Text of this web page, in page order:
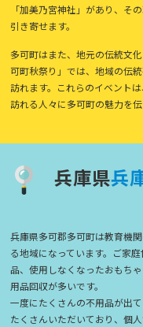
「加美乃宮神社」があり、そ
引き寄せます。
多可町はまた、地元の伝統文
可町秋祭り」では、地域の伝
訪れます。これらのイベント
訪れる人々に多可町の魅力を
兵庫県兵
兵庫県多可郡多可町は教育機
る地域になっています。ご家
品、使用しなくなったおもち
用品回収が多いです。
一度にたくさんの不用品が出
たくさんいただいており、個